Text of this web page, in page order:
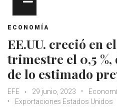
ECONOMÍA
EE.UU. creció en
trimestre el 0,5 %,
de lo estimado
EFE 29 junio, 2023
Exportaciones Estados Unidos